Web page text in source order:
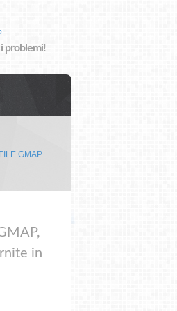
problemi!
GMAP
in